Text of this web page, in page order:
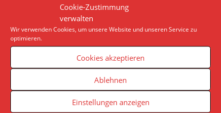
Cookie-Zustimmung
verwalten
Wir verwenden Cookies, um unsere Website und unseren Service zu
optimieren.
Cookies akzeptieren
Ablehnen
Einstellungen anzeigen
Anleger streichen nach den jüngsten Zuwächsen
Gewinne ein. Am Montag fällt vor allem die Aktie des
chinesischen E-Commerce-Spezialisten PDD auf.
Newsletter